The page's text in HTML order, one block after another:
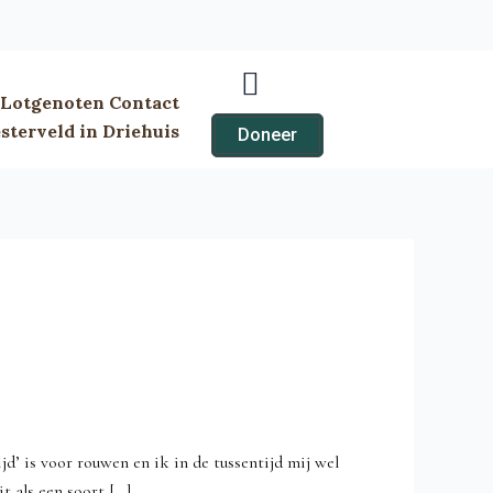
Lotgenoten Contact
in Driehuis
Doneer
is voor rouwen en ik in de tussentijd mij wel